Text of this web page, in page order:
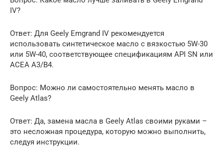
IV?
Ответ: Для Geely Emgrand IV рекомендуется
использовать синтетическое масло с вязкостью 5W-30
или 5W-40, соответствующее спецификациям API SN или
ACEA A3/B4.
Вопрос: Можно ли самостоятельно менять масло в
Geely Atlas?
Ответ: Да, замена масла в Geely Atlas своими руками –
это несложная процедура, которую можно выполнить,
следуя инструкции.